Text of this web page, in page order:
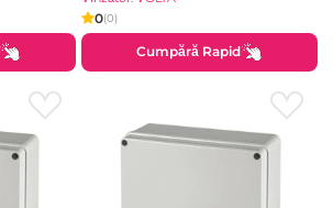
0(0)
Cumpără Rapid